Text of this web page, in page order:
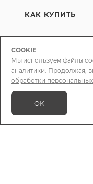
КАК КУПИТЬ
COOKIE
Мы используем файлы
аналитики. Продолжая,
обработки
OK